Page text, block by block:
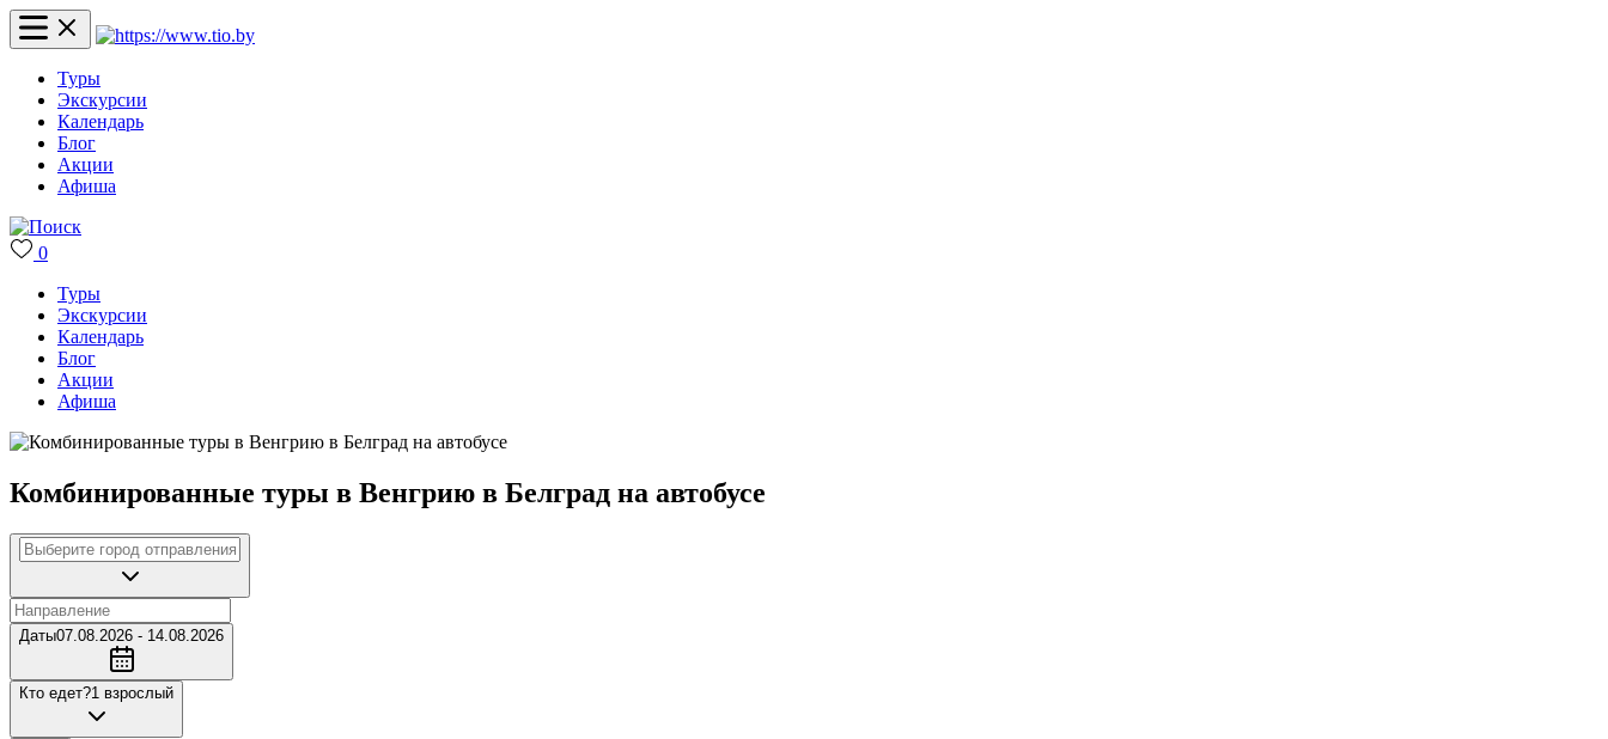
Туры
Экскурсии
Календарь
Блог
Акции
Афиша
0
Туры
Экскурсии
Календарь
Блог
Акции
Афиша
Комбинированные туры в Венгрию в Белград на автобусе
Даты07.08.2026 - 14.08.2026
Кто едет?1 взрослый